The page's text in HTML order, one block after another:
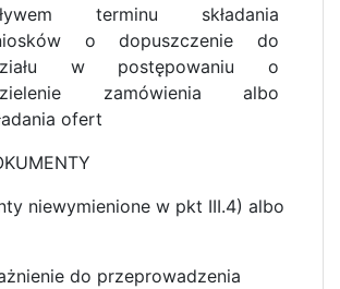
terminu składania
o dopuszczenie do
w postępowaniu o
zamówienia albo
ofert
niewymienione w pkt III.4) albo
do przeprowadzenia